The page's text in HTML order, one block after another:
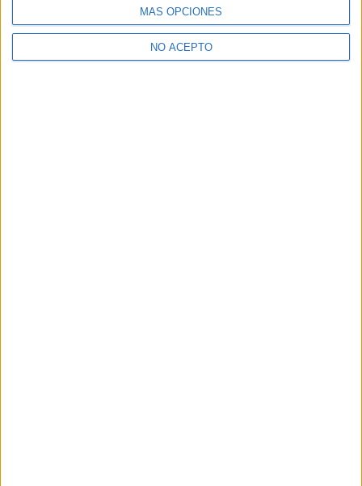
MÁS OPCIONES
NO ACEPTO